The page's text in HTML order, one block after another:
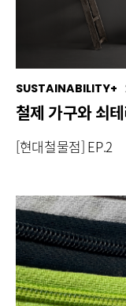
SUSTAINABILITY+
철제 가구와 쇠
[현대철물점] EP.2